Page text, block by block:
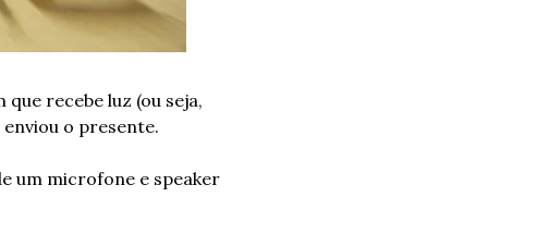
recebe luz (ou seja,
o presente.
um microfone e speaker